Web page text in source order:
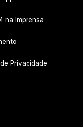
na Imprensa
Privacidade